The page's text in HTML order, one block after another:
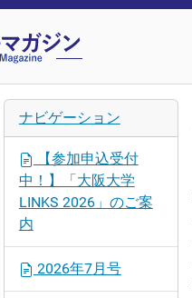
ナビゲーション
【参加申込受付
中！】「大阪大学
LINKS 2026」のご案
内
2026年7月号